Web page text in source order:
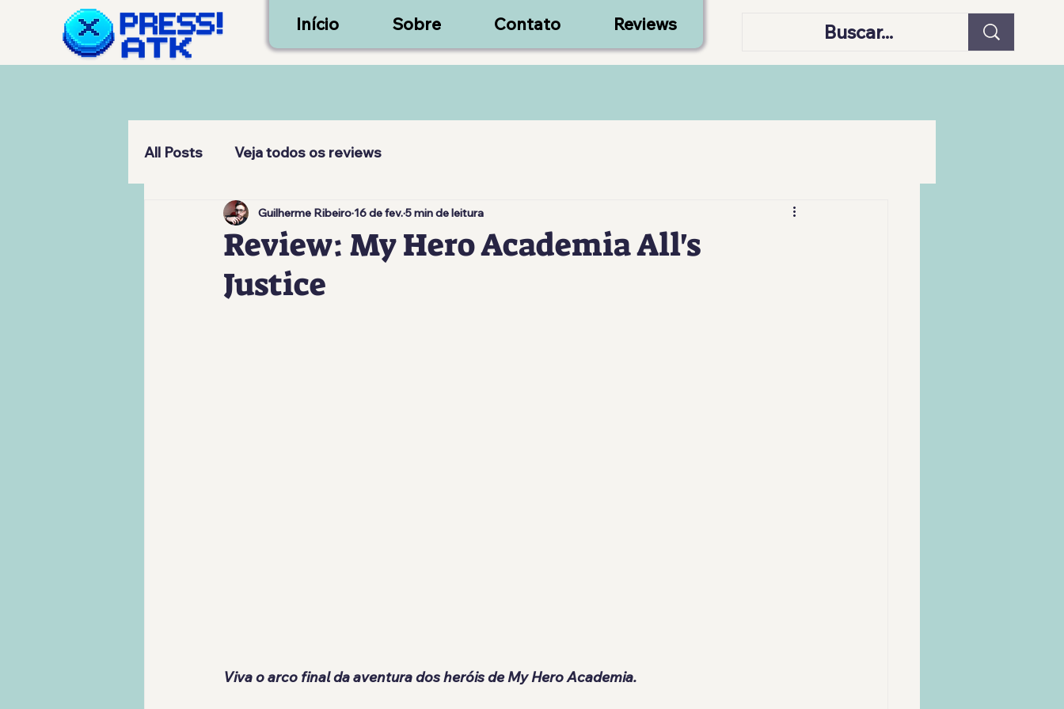
Início Sobre Contato Reviews
All Posts Veja todos os reviews
Review: My Hero Academia All's
Justice
Guilherme Ribeiro 16 de fev.5 min de leitura
Viva o arco final da aventura dos heróis de My Hero Academia.